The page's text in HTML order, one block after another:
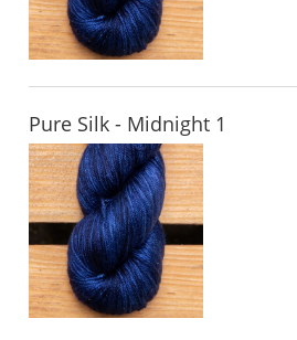
Pure Silk - Midnight 1